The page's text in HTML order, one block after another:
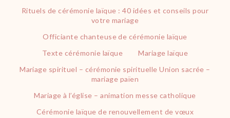
Rituels de cérémonie laïque : 40 idées et conseils pour
votre mariage
Officiante chanteuse de cérémonie laïque
Texte cérémonie laïque
Mariage laïque
Mariage spirituel – cérémonie spirituelle Union sacrée –
mariage païen
Mariage à l’église – animation messe catholique
Cérémonie laïque de renouvellement de vœux